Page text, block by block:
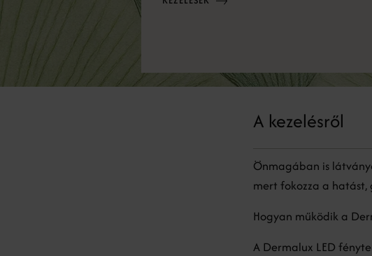
A kezelésről
Önmagában is
mert fokozza a
Hogyan működik a
A Dermalux LED